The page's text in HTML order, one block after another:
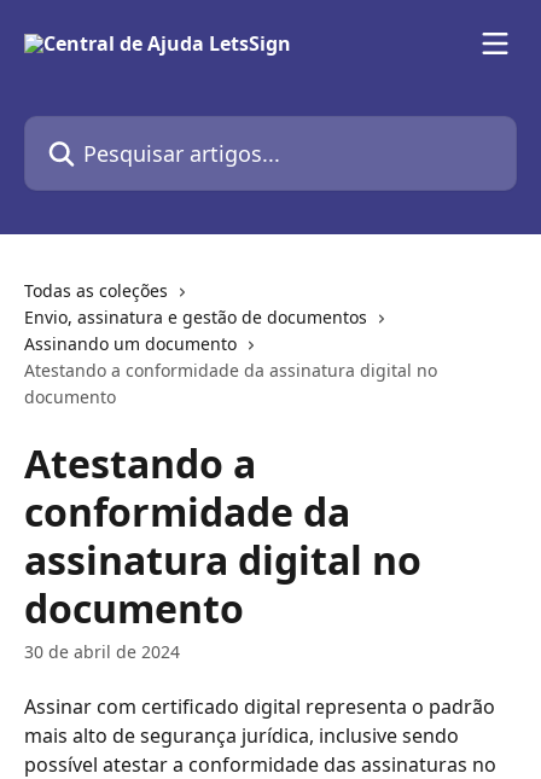
Pesquisar artigos...
Todas as coleções
Envio, assinatura e gestão de documentos
Assinando um documento
Atestando a conformidade da assinatura digital no
documento
Atestando a
conformidade da
assinatura digital no
documento
30 de abril de 2024
Assinar com certificado digital representa o padrão
mais alto de segurança jurídica, inclusive sendo
possível atestar a conformidade das assinaturas no